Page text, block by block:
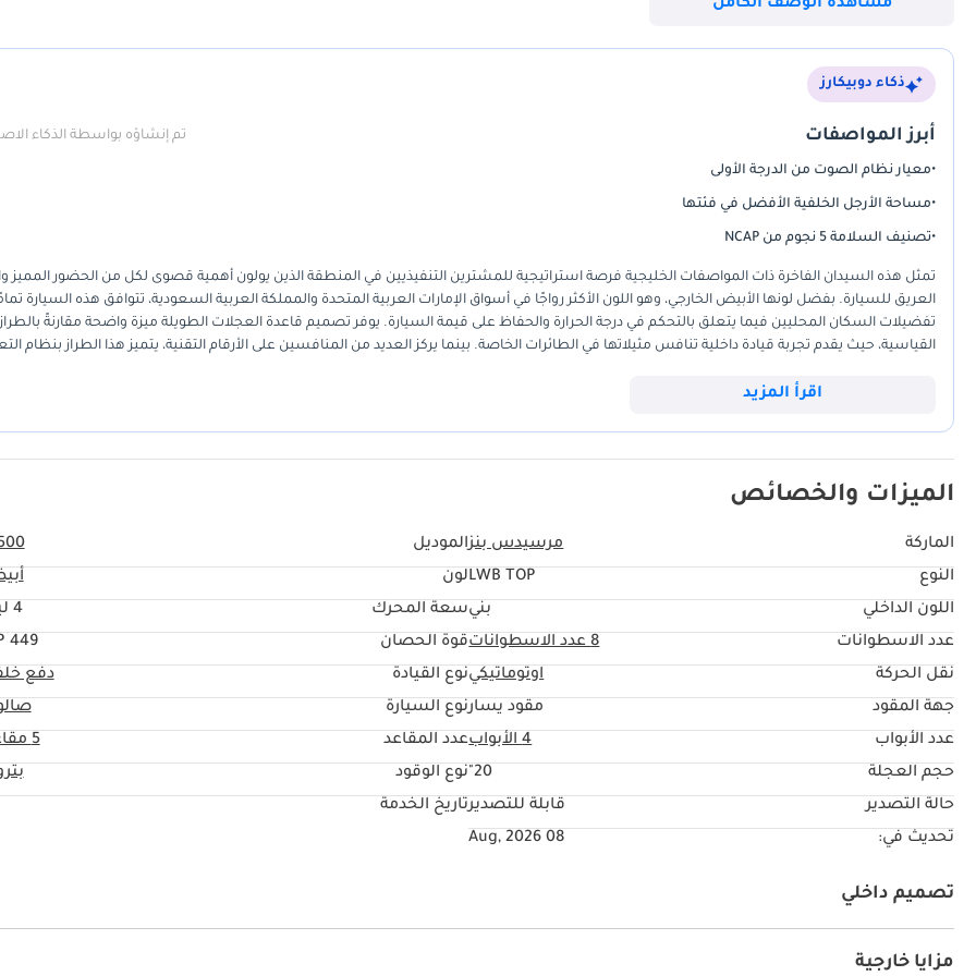
عروض التأمين * المساعدة في التسجيل * ترتيب تسهيلات التمويل البنكي * المساعدة في الحصول على ضمان من طرف ثالث تفضل بزيارة موقعنا الإلكتروني
مشاهدة الوصف الكامل
ذكاء دوبيكارز
أبرز المواصفات تم إنشاؤه بواسطة الذكاء
•معيار نظام الصوت من الدرجة الأولى
•مساحة الأرجل الخلفية الأفضل في فئتها
•تصنيف السلامة 5 نجوم من NCAP
تمثل هذه السيدان الفاخرة ذات المواصفات الخليجية فرصة استراتيجية للمشترين التنفيذيين في المنطقة الذين يولون أهمية قصوى لكل من الحضور المميز
العريق للسيارة. بفضل لونها الأبيض الخارجي، وهو اللون الأكثر رواجًا في أسواق الإمارات العربية المتحدة والمملكة العربية السعودية، تتوافق هذه السيارة
تفضيلات السكان المحليين فيما يتعلق بالتحكم في درجة الحرارة والحفاظ على قيمة السيارة. يوفر تصميم قاعدة العجلات الطويلة ميزة واضحة مقارنةً
القياسية، حيث يقدم تجربة قيادة داخلية تنافس مثيلاتها في الطائرات الخاصة. بينما يركز العديد من المنافسين على الأرقام التقنية، يتميز هذا الطراز بنظام
اقرأ المزيد
الميزات والخصائص
الماركة مرسيدس بنزالموديل
النوع
LWB TOPلون
اللون الداخلي
بنيسعة المحرك
4 ليتر
عدد الاسطوانات
8عدد الاسطواناتقوة الحصان
449 HP
نقل الحركة
اوتوماتيكينوع القيادة
دفع
جهة المقود
مقود يسارنوع السيارة
عدد الأبواب
4 الأبواب عدد المقاعد
5 مقاعد
حجم العجلة
20" نوع الوقود
حالة التصدير
قابلة للتصديرتاريخ الخدمة
تحديث في:
08 Aug, 2026
تصميم داخلي
ذراع تبديل السرعات
مزايا خارجية